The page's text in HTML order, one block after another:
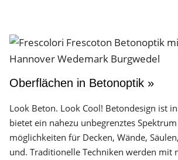
Oberflächen in Betonoptik »
Look Beton. Look Cool! Betondesign ist
bietet ein nahezu unbegrenztes
möglichkeiten für Decken, Wände,
und. Traditionelle Techniken werden mit